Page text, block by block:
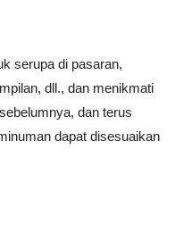
serupa di pasaran,
dll., dan menikmati
dan terus
dapat disesuaikan